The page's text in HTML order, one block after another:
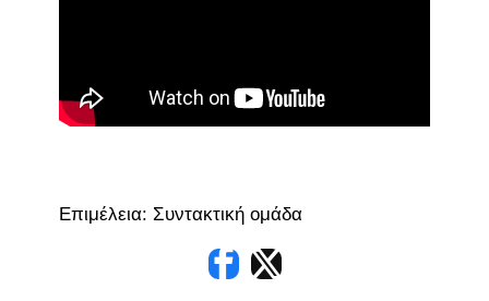
Επιμέλεια: Συντακτική ομάδα